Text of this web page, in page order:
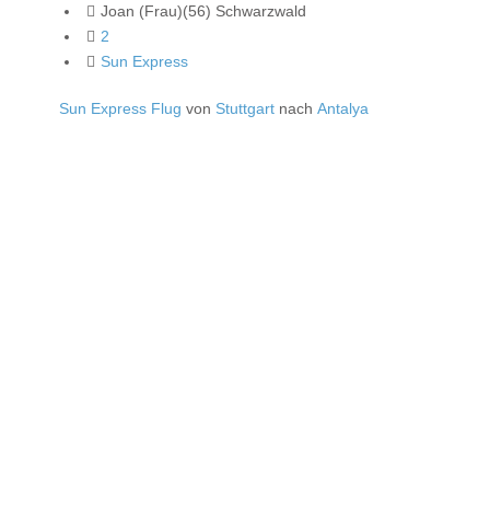
Joan (Frau)(56) Schwarzwald
2
Sun Express
Sun Express Flug von Stuttgart nach Antalya